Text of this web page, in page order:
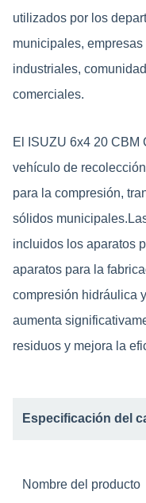
utilizados por los
municipales,
industriales,
comerciales.
El ISUZU 6x4 20 CBM
vehículo de
para la compresión,
sólidos
incluidos los aparatos
aparatos para la
compresión hidráulica
aumenta
residuos y mejora la
Especificación del
Nombre del producto